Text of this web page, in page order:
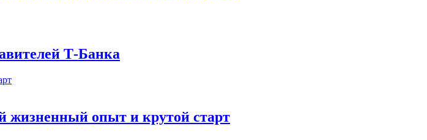
Т-Банка
жизненный опыт и крутой старт